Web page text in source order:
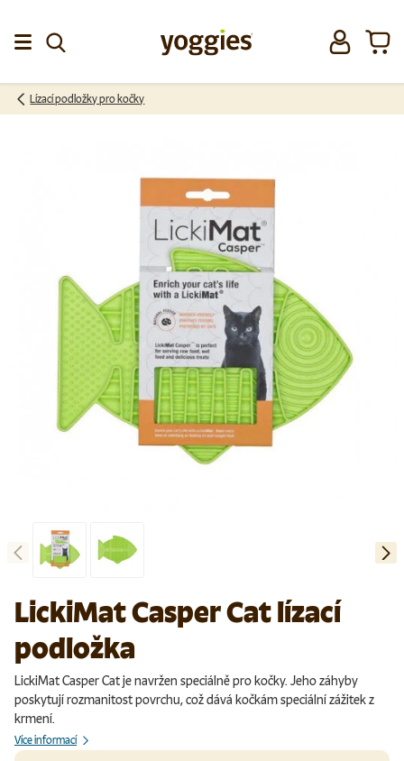
Přeskočit na obsah
Přihlásit se
Lízací podložky pro kočky
Předchozí Další
LickiMat Casper Cat lízací
podložka
LickiMat Casper Cat je navržen speciálně pro kočky. Jeho záhyby
poskytují rozmanitost povrchu, což dává kočkám speciální zážitek z
krmení.
Více informací